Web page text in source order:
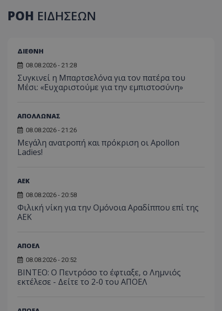
ΡΟΗ ΕΙΔΗΣΕΩΝ
ΔΙΕΘΝΗ
08.08.2026 - 21:28
Συγκινεί η Μπαρτσελόνα για τον πατέρα του
Μέσι: «Ευχαριστούμε για την εμπιστοσύνη»
ΑΠΟΛΛΩΝΑΣ
08.08.2026 - 21:26
Μεγάλη ανατροπή και πρόκριση οι Apollon
Ladies!
ΑEK
08.08.2026 - 20:58
Φιλική νίκη για την Ομόνοια Αραδίππου επί της
ΑΕΚ
ΑΠΟΕΛ
08.08.2026 - 20:52
ΒΙΝΤΕΟ: Ο Πεντρόσο το έφτιαξε, ο Λημνιός
εκτέλεσε - Δείτε το 2-0 του ΑΠΟΕΛ